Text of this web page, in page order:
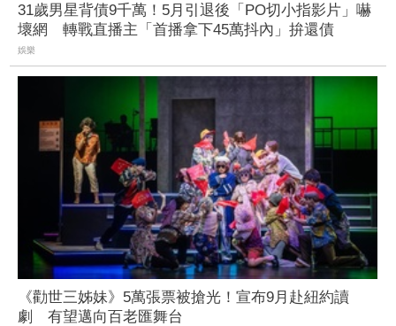
31歲男星背債9千萬！5月引退後「PO切小指影片」嚇
壞網 轉戰直播主「首播拿下45萬抖內」拚還債
娛樂
《勸世三姊妹》5萬張票被搶光！宣布9月赴紐約讀
劇 有望邁向百老匯舞台